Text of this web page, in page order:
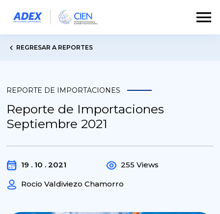
REGRESAR A REPORTES
REPORTE DE IMPORTACIONES
Reporte de Importaciones
Septiembre 2021
19 . 10 . 2021
Rocio Valdiviezo Chamorro
255 Views